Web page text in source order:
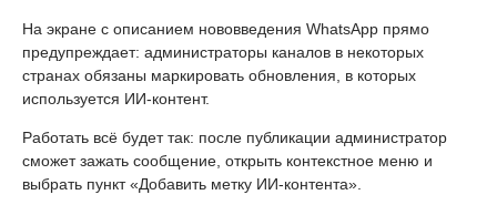
На экране с описанием нововведения WhatsApp прямо
предупреждает: администраторы каналов в некоторых
странах обязаны маркировать обновления, в которых
используется ИИ-контент.
Работать всё будет так: после публикации администратор
сможет зажать сообщение, открыть контекстное меню и
выбрать пункт «Добавить метку ИИ-контента».